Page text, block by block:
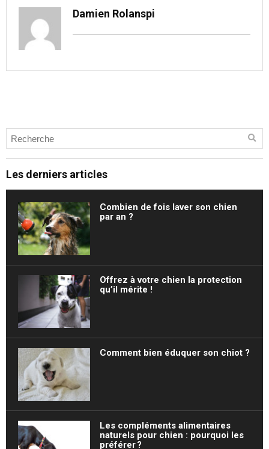
Damien Rolanspi
Les derniers articles
Combien de fois laver son chien
par an ?
Offrez à votre chien la protection
qu’il mérite !
Comment bien éduquer son chiot ?
Les compléments alimentaires
naturels pour chien : pourquoi les
préférer ?